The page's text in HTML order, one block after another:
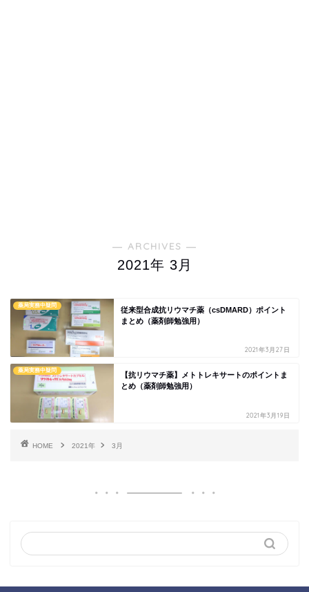
― ARCHIVES ―
2021年 3月
薬局実務中疑問
従来型合成抗リウマチ薬（csDMARD）ポイント
まとめ（薬剤師勉強用）
2021年3月27日
薬局実務中疑問
【抗リウマチ薬】メトトレキサートのポイントま
とめ（薬剤師勉強用）
2021年3月19日
HOME 2021年 3月